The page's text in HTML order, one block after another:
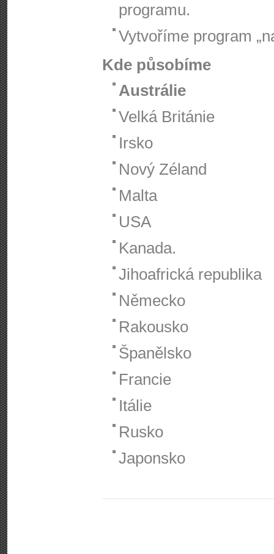
programu.
Vytvoříme program
Kde působíme
Austrálie
Velká Británie
Irsko
Nový Zéland
Malta
USA
Kanada.
Jihoafrická republika
Německo
Rakousko
Španělsko
Francie
Itálie
Rusko
Japonsko